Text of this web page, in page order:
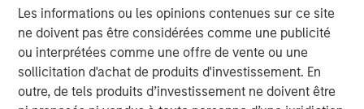
Les informations ou les opinions contenues sur ce site
ne doivent pas être considérées comme une publicité
ou interprétées comme une offre de vente ou une
sollicitation d'achat de produits d'investissement. En
outre, de tels produits d’investissement ne doivent être
particulièrement pénalisés.
Cependant, la crise actuelle ne s’apparente pas encore à
une véritable alerte sur la croissance. Le secteur de
l’énergie, que nous n’avons pas en portefeuille, a été le
seul à progresser en mars (+12 %). À l’inverse, les secteurs